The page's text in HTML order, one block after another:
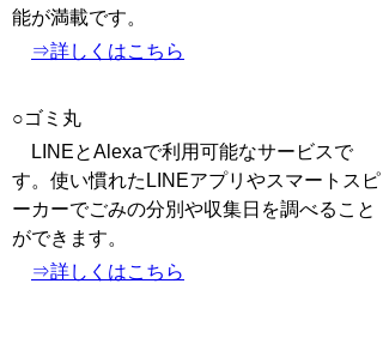
能が満載です。
⇒詳しくはこちら
○ゴミ丸
LINEとAlexaで利用可能なサービスで
す。使い慣れたLINEアプリやスマートスピ
ーカーでごみの分別や収集日を調べること
ができます。
⇒詳しくはこちら